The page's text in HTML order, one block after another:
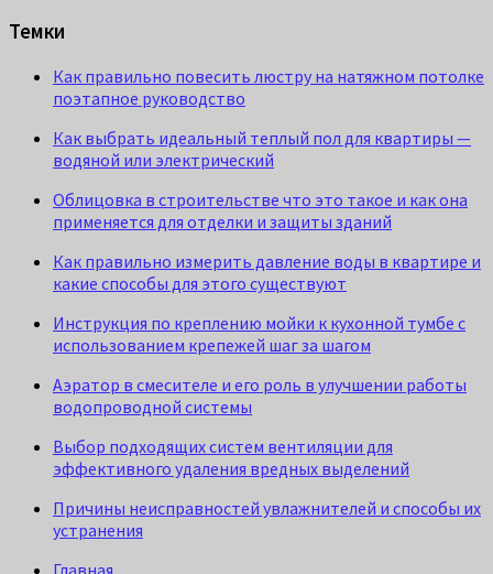
Темки
Как правильно повесить люстру на натяжном потолке
поэтапное руководство
Как выбрать идеальный теплый пол для квартиры —
водяной или электрический
Облицовка в строительстве что это такое и как она
применяется для отделки и защиты зданий
Как правильно измерить давление воды в квартире и
какие способы для этого существуют
Инструкция по креплению мойки к кухонной тумбе с
использованием крепежей шаг за шагом
Аэратор в смесителе и его роль в улучшении работы
водопроводной системы
Выбор подходящих систем вентиляции для
эффективного удаления вредных выделений
Причины неисправностей увлажнителей и способы их
устранения
Главная